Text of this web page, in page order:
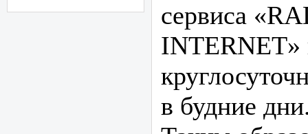
сервиса
INTERNET»
в будние